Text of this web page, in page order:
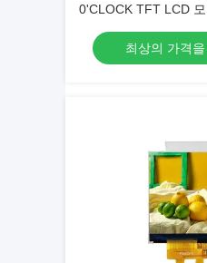
0'CLOCK TFT LCD
최상의 가격